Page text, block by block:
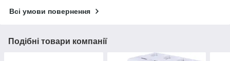
Всі умови повернення
Подібні товари компанії